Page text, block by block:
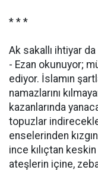
* * *
Ak sakallı ihtiyar
- Ezan okunuyor;
ediyor. İslamın
namazlarını
kazanlarında
topuzlar
enselerinden
ince kılıçtan
ateşlerin içine,